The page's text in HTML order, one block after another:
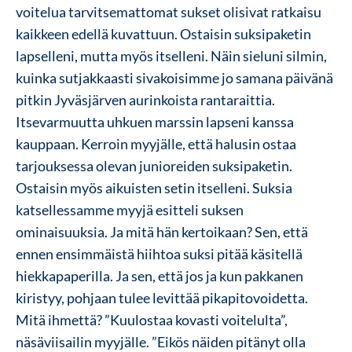
voitelua tarvitsemattomat sukset olisivat ratkaisu
kaikkeen edellä kuvattuun. Ostaisin suksipaketin
lapselleni, mutta myös itselleni. Näin sieluni silmin,
kuinka sutjakkaasti sivakoisimme jo samana päivänä
pitkin Jyväsjärven aurinkoista rantaraittia.
Itsevarmuutta uhkuen marssin lapseni kanssa
kauppaan. Kerroin myyjälle, että halusin ostaa
tarjouksessa olevan junioreiden suksipaketin.
Ostaisin myös aikuisten setin itselleni. Suksia
katsellessamme myyjä esitteli suksen
ominaisuuksia. Ja mitä hän kertoikaan? Sen, että
ennen ensimmäistä hiihtoa suksi pitää käsitellä
hiekkapaperilla. Ja sen, että jos ja kun pakkanen
kiristyy, pohjaan tulee levittää pikapitovoidetta.
Mitä ihmettä? ”Kuulostaa kovasti voitelulta”,
näsäviisailin myyjälle. ”Eikös näiden pitänyt olla